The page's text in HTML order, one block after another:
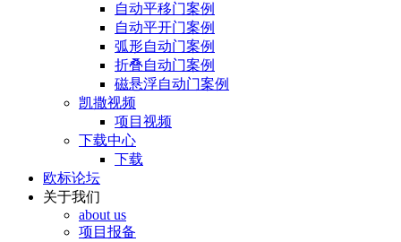
自动平移门案例
自动平开门案例
弧形自动门案例
折叠自动门案例
磁悬浮自动门案例
凯撒视频
项目视频
下载中心
下载
欧标论坛
关于我们
about us
项目报备